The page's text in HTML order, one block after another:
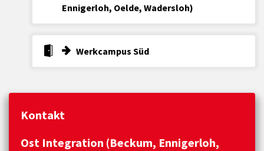
Ennigerloh, Oelde, Wadersloh)
Werkcampus Süd
Kontakt
Ost Integration (Beckum, Ennigerloh,